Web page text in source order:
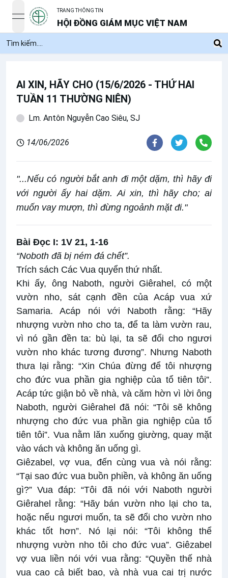
open navigation menu
TRANG THÔNG TIN
HỘI ĐỒNG GIÁM MỤC VIỆT NAM
AI XIN, HÃY CHO (15/6/2026 - THỨ HAI
TUẦN 11 THƯỜNG NIÊN)
Lm. Antôn Nguyễn Cao Siêu, SJ
14/06/2026
"...Nếu có người bắt anh đi một dặm, thì hãy đi
với người ấy hai dặm. Ai xin, thì hãy cho; ai
muốn vay mượn, thì đừng ngoảnh mặt đi."
Bài Ðọc I: 1V 21, 1-16
“Noboth đã bị ném đá chết”.
Trích sách Các Vua quyển thứ nhất.
Khi ấy, ông Naboth, người Giêrahel, có một
vườn nho, sát cạnh đền của Acáp vua xứ
Samaria. Acáp nói với Naboth rằng: “Hãy
nhượng vườn nho cho ta, để ta làm vườn rau,
vì nó gần đền ta: bù lại, ta sẽ đổi cho ngươi
vườn nho khác tương đương”. Nhưng Naboth
thưa lại rằng: “Xin Chúa đừng để tôi nhượng
cho đức vua phần gia nghiệp của tổ tiên tôi”.
Acáp tức giận bỏ về nhà, và căm hờn vì lời ông
Naboth, người Giêrahel đã nói: “Tôi sẽ không
nhượng cho đức vua phần gia nghiệp của tổ
tiên tôi”. Vua nằm lăn xuống giường, quay mặt
vào vách và không ăn uống gì.
Giêzabel, vợ vua, đến cùng vua và nói rằng:
“Tại sao đức vua buồn phiền, và không ăn uống
gì?” Vua đáp: “Tôi đã nói với Naboth người
Giêrahel rằng: “Hãy bán vườn nho lại cho ta,
hoặc nếu ngươi muốn, ta sẽ đổi cho vườn nho
khác tốt hơn”. Nó lại nói: “Tôi không thể
nhượng vườn nho tôi cho đức vua”. Giêzabel
vợ vua liền nói với vua rằng: “Quyền thế nhà
vua cao cả biết bao, và nhà vua cai trị nước